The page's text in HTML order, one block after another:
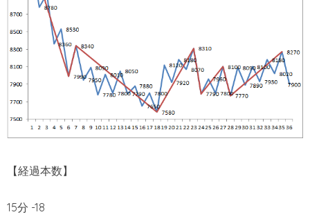
【経過本数】
15分 -18